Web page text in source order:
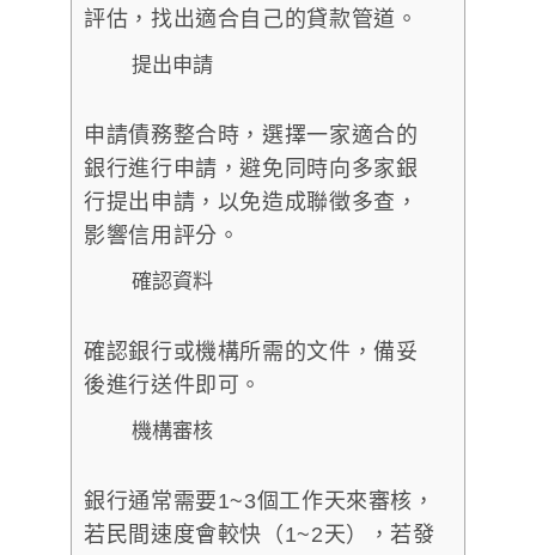
評估，找出適合自己的貸款管道。
提出申請
申請債務整合時，選擇一家適合的
銀行進行申請，避免同時向多家銀
行提出申請，以免造成聯徵多查，
影響信用評分。
確認資料
確認銀行或機構所需的文件，備妥
後進行送件即可。
機構審核
銀行通常需要1~3個工作天來審核，
若民間速度會較快（1~2天），若發